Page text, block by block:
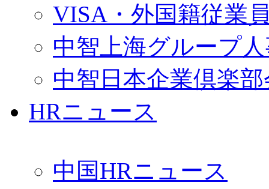
VISA・外国籍従業
中智上海グループ
中智日本企業倶楽
HRニュース
中国HRニュース